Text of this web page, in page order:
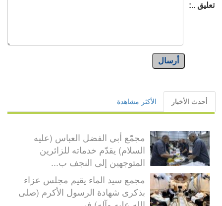
تعليق ..:
أرسال
أحدث الأخبار الأكثر مشاهدة
مجمّع أبي الفضل العباس (عليه
السلام) يقدّم خدماته للزائرين
المتوجهين إلى النجف ب...
مجمع سيد الماء يقيم مجلس عزاء
بذكرى شهادة الرسول الأكرم (صلى